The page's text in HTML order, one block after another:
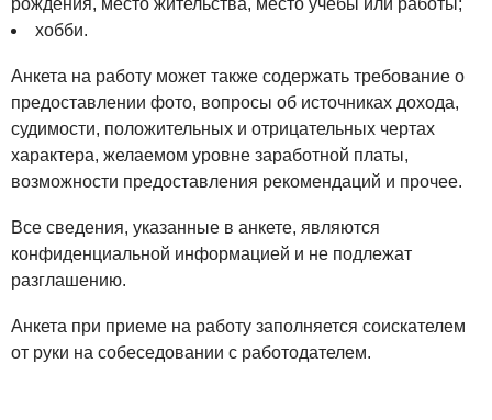
рождения, место жительства, место учебы или работы;
хобби.
Анкета на работу может также содержать требование о
предоставлении фото, вопросы об источниках дохода,
судимости, положительных и отрицательных чертах
характера, желаемом уровне заработной платы,
возможности предоставления рекомендаций и прочее.
Все сведения, указанные в анкете, являются
конфиденциальной информацией и не подлежат
разглашению.
Анкета при приеме на работу заполняется соискателем
от руки на собеседовании с работодателем.